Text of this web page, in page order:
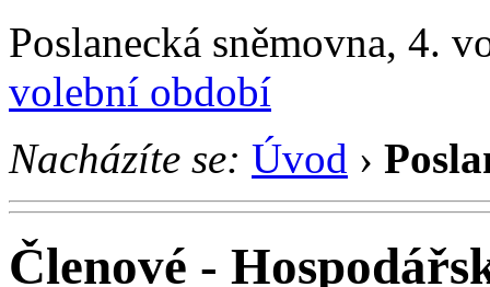
Poslanecká sněmovna, 4.
volební období
Nacházíte se: Úvod ›
Členové -